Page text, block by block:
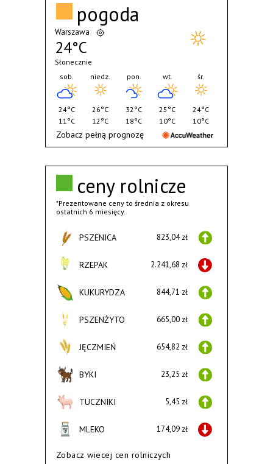
ceny rolnicze
*Prezentowane ceny to średnia z okresu
ostatnich 6 miesięcy.
PSZENICA 823,04 zł
RZEPAK 2.241,68 zł
KUKURYDZA 844,71 zł
PSZENŻYTO 665,00 zł
JĘCZMIEŃ 654,82 zł
BYKI 23,25 zł
TUCZNIKI 5,45 zł
MLEKO 174,09 zł
Zobacz wiecej cen rolniczych
pogoda
Warszawa
24°C
Słonecznie
sob.
24°C
11°C
niedz.
26°C
12°C
pon.
32°C
18°C
wt.
25°C
10°C
śr.
24°C
10°C
Zobacz pełną prognozę